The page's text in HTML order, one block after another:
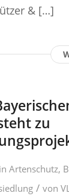
& […]
zu
in Artenschutz,
/ von